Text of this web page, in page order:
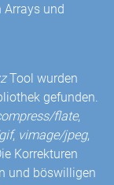
Arrays und
Tool wurden
gefunden.
flate,
, vimage/jpeg,
Korrekturen
und böswilligen